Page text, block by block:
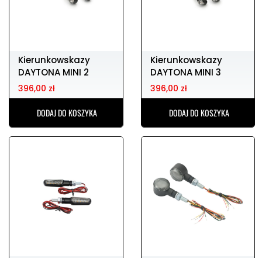
Kierunkowskazy
DAYTONA MINI 2
396,00 zł
DODAJ DO KOSZYKA
Kierunkowskazy
DAYTONA MINI 3
396,00 zł
DODAJ DO KOSZYKA